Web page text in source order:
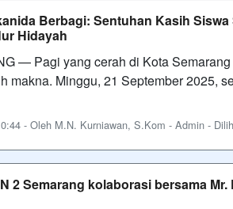
Berbagi: Sentuhan Kasih
Hidayah
— Pagi yang cerah di Kota
makna. Minggu, 21 September 2025,
- Oleh M.N. Kurniawan, S.Kom - Admin -
2 Semarang kolaborasi bersama